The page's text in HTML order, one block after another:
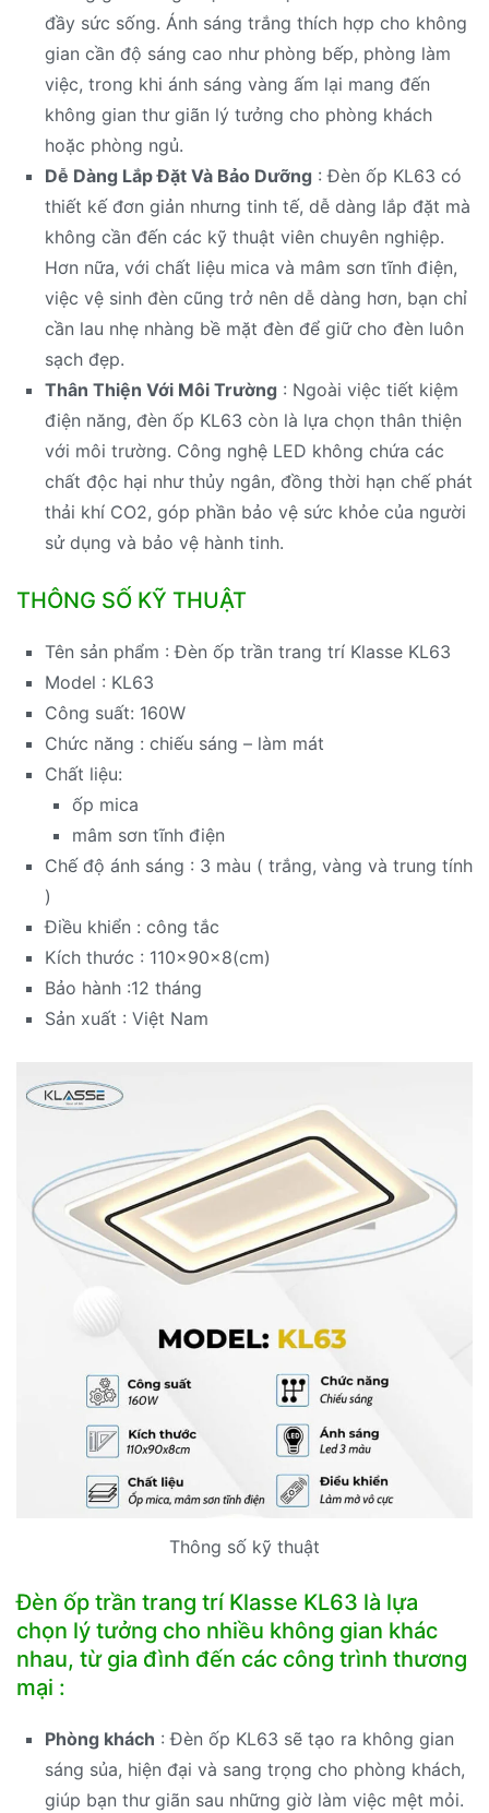
đầy sức sống. Ánh sáng trắng thích hợp cho không
gian cần độ sáng cao như phòng bếp, phòng làm
việc, trong khi ánh sáng vàng ấm lại mang đến
không gian thư giãn lý tưởng cho phòng khách
hoặc phòng ngủ.
Dễ Dàng Lắp Đặt Và Bảo Dưỡng: Đèn ốp KL63 có
thiết kế đơn giản nhưng tinh tế, dễ dàng lắp đặt mà
không cần đến các kỹ thuật viên chuyên nghiệp.
Hơn nữa, với chất liệu mica và mâm sơn tĩnh điện,
việc vệ sinh đèn cũng trở nên dễ dàng hơn, bạn chỉ
cần lau nhẹ nhàng bề mặt đèn để giữ cho đèn luôn
sạch đẹp.
Thân Thiện Với Môi Trường: Ngoài việc tiết kiệm
điện năng, đèn ốp KL63 còn là lựa chọn thân thiện
với môi trường. Công nghệ LED không chứa các
chất độc hại như thủy ngân, đồng thời hạn chế phát
thải khí CO2, góp phần bảo vệ sức khỏe của người
sử dụng và bảo vệ hành tinh.
THÔNG SỐ KỸ THUẬT
Tên sản phẩm : Đèn ốp trần trang trí Klasse KL63
Model : KL63
Công suất: 160W
Chức năng : chiếu sáng – làm mát
Chất liệu:
ốp mica
mâm sơn tĩnh điện
Chế độ ánh sáng : 3 màu ( trắng, vàng và trung tính
)
Điều khiển : công tắc
Kích thước : 110x90x8(cm)
Bảo hành :12 tháng
Sản xuất : Việt Nam
Thông số kỹ thuật
Đèn ốp trần trang trí Klasse KL63 là lựa
chọn lý tưởng cho nhiều không gian khác
nhau, từ gia đình đến các công trình thương
mại :
Phòng khách : Đèn ốp KL63 sẽ tạo ra không gian
sáng sủa, hiện đại và sang trọng cho phòng khách,
giúp bạn thư giãn sau những giờ làm việc mệt mỏi.